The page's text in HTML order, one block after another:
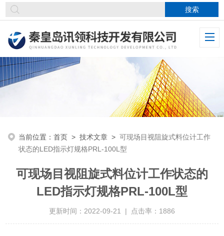
当前位置：首页 >技术文章 >可现场目视阻旋式料位计工作
状态的LED指示灯规格PRL-100L型
可现场目视阻旋式料位计工作状态的
LED指示灯规格PRL-100L型
更新时间：2022-09-21 | 点击率：1886